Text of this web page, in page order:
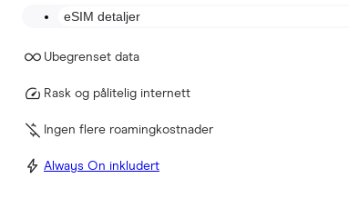
eSIM detaljer
Ubegrenset data
Rask og pålitelig internett
Ingen flere roamingkostnader
Always On inkludert